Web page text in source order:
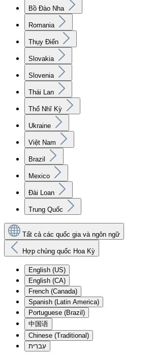
Bồ Đào Nha
Romania
Thụy Điển
Slovakia
Slovenia
Thái Lan
Thổ Nhĩ Kỳ
Ukraine
Việt Nam
Brazil
Mexico
Đài Loan
Trung Quốc
Tất cả các quốc gia và ngôn ngữ
Hợp chủng quốc Hoa Kỳ
English (US)
English (CA)
French (Canada)
Spanish (Latin America)
Portuguese (Brazil)
中国语
Chinese (Traditional)
עִברִית